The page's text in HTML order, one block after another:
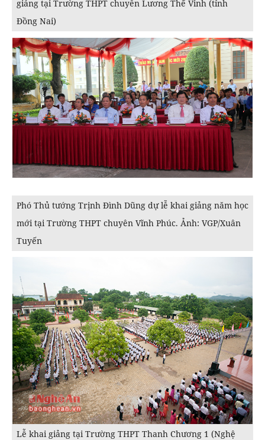
giảng tại Trường THPT chuyên Lương Thế Vinh (tỉnh
Đồng Nai)
Phó Thủ tướng Trịnh Đình Dũng dự lễ khai giảng năm học
mới tại Trường THPT chuyên Vĩnh Phúc. Ảnh: VGP/Xuân
Tuyến
Lễ khai giảng tại Trường THPT Thanh Chương 1 (Nghệ